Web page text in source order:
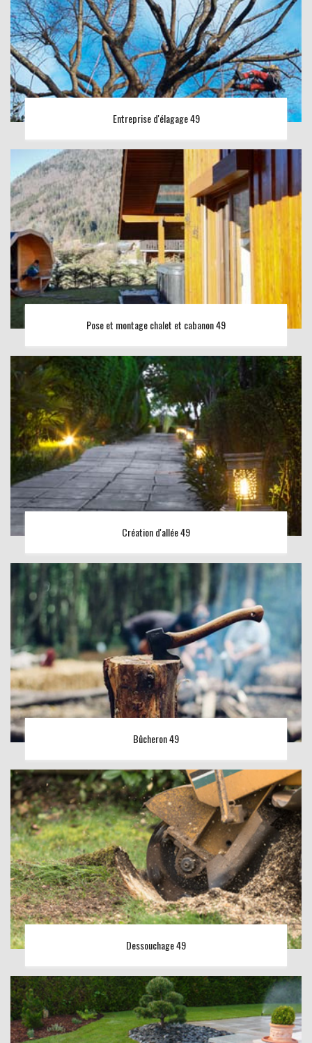
Entreprise d'élagage 49
Pose et montage chalet et cabanon 49
Création d'allée 49
Bûcheron 49
Dessouchage 49